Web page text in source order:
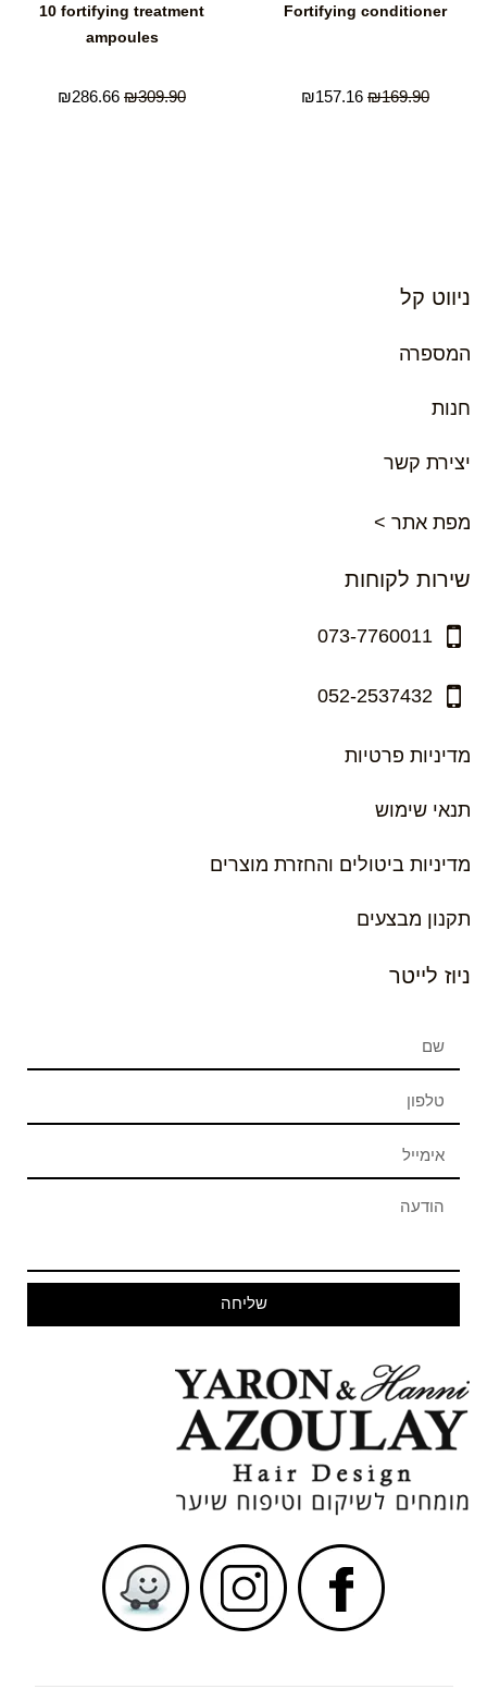
Fortifying conditioner
₪169.90
₪157.16
10 fortifying treatment
ampoules
₪309.90
₪286.66
ניווט קל
המספרה
חנות
יצירת קשר
מפת אתר >
שירות לקוחות
073-7760011
052-2537432
מדיניות פרטיות
תנאי שימוש
מדיניות ביטולים והחזרת מוצרים
תקנון מבצעים
ניוז לייטר
שליחה